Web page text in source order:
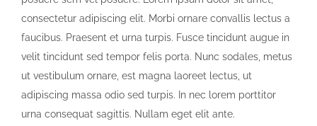
consectetur adipiscing elit. Morbi ornare convallis lectus a
faucibus. Praesent et urna turpis. Fusce tincidunt augue in
velit tincidunt sed tempor felis porta. Nunc sodales, metus
ut vestibulum ornare, est magna laoreet lectus, ut
adipiscing massa odio sed turpis. In nec lorem porttitor
urna consequat sagittis. Nullam eget elit ante.